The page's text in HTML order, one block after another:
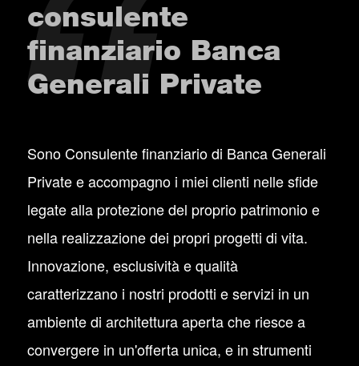
consulente
finanziario Banca
Generali Private
Sono Consulente finanziario di Banca Generali
Private e accompagno i miei clienti nelle sfide
legate alla protezione del proprio patrimonio e
nella realizzazione dei propri progetti di vita.
Innovazione, esclusività e qualità
caratterizzano i nostri prodotti e servizi in un
ambiente di architettura aperta che riesce a
convergere in un'offerta unica, e in strumenti